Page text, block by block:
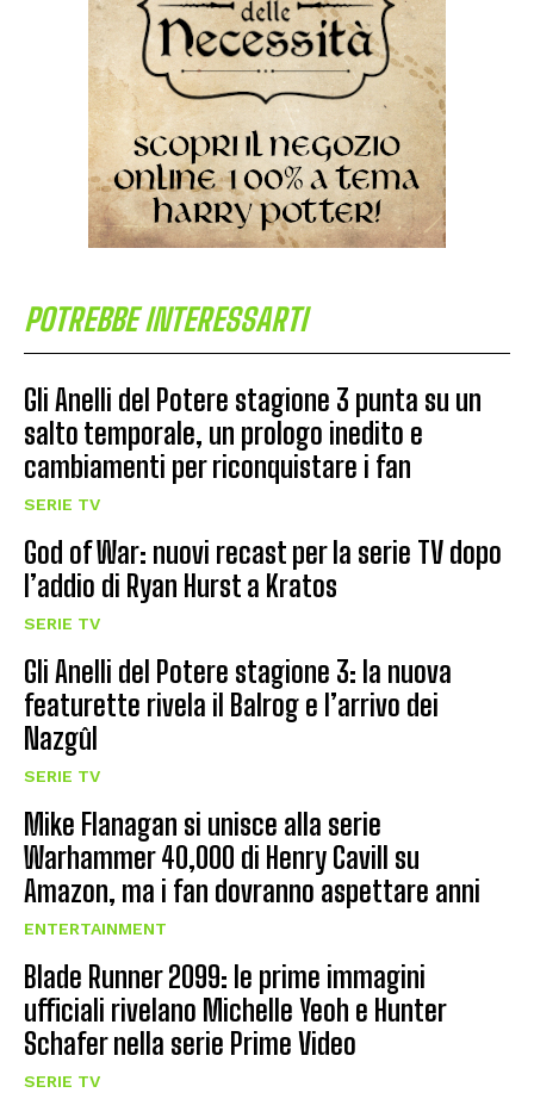
POTREBBE INTERESSARTI
Gli Anelli del Potere stagione 3 punta su un
salto temporale, un prologo inedito e
cambiamenti per riconquistare i fan
SERIE TV
God of War: nuovi recast per la serie TV dopo
l’addio di Ryan Hurst a Kratos
SERIE TV
Gli Anelli del Potere stagione 3: la nuova
featurette rivela il Balrog e l’arrivo dei
Nazgûl
SERIE TV
Mike Flanagan si unisce alla serie
Warhammer 40,000 di Henry Cavill su
Amazon, ma i fan dovranno aspettare anni
ENTERTAINMENT
Blade Runner 2099: le prime immagini
ufficiali rivelano Michelle Yeoh e Hunter
Schafer nella serie Prime Video
SERIE TV